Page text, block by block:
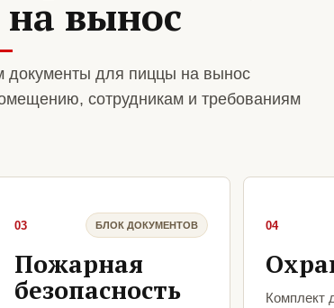
вынос
документы для пиццы на вынос
сотрудникам и требованиям
03 БЛОК ДОКУМЕНТОВ
Пожарная
безопасность
04
Комплект